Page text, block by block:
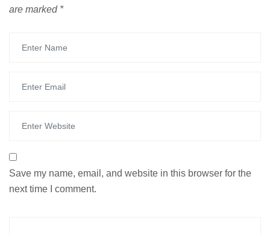
are marked *
Save my name, email, and website in this browser for the
next time I comment.